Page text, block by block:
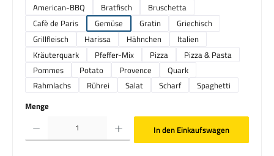
American-BBQ Bratfisch
Bruschetta
Cafè de Paris
Gemüse Gratin
Griechisch
Grillfleisch
Harissa Hähnchen
Italien
Kräuterquark
Pfeffer-Mix Pizza
Pizza & Pasta
Pommes
Potato Provence
Quark
Rahmlachs
Rührei Salat Scharf
Spaghetti
Menge
Produkt Anzahl: Gib den gewünschten Wert ein oder benutze die Schaltflächen um die Anzahl zu
In den Einkaufswagen